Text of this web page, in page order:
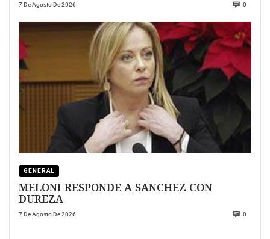
7 De Agosto De 2026 0
GENERAL
MELONI RESPONDE A SANCHEZ CON
DUREZA
7 De Agosto De 2026 0